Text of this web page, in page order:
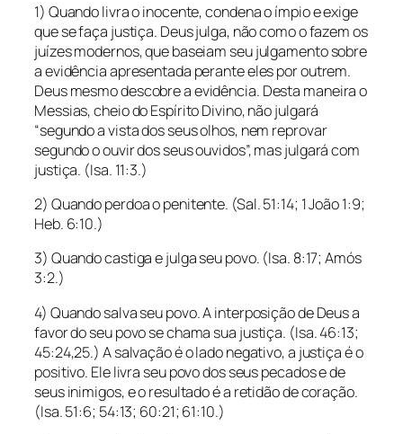
1) Quando livra o inocente, condena o ímpio e exige
que se faça justiça. Deus julga, não como o fazem os
juízes modernos, que baseiam seu julgamento sobre
a evidência apresentada perante eles por outrem.
Deus mesmo descobre a evidência. Desta maneira o
Messias, cheio do Espírito Divino, não julgará
“segundo a vista dos seus olhos, nem reprovar
segundo o ouvir dos seus ouvidos”, mas julgará com
justiça. (Isa. 11:3.)
2) Quando perdoa o penitente. (Sal. 51:14; 1 João 1:9;
Heb. 6:10.)
3) Quando castiga e julga seu povo. (Isa. 8:17; Amós
3:2.)
4) Quando salva seu povo. A interposição de Deus a
favor do seu povo se chama sua justiça. (Isa. 46:13;
45:24,25.) A salvação é o lado negativo, a justiça é o
positivo. Ele livra seu povo dos seus pecados e de
seus inimigos, e o resultado é a retidão de coração.
(Isa. 51:6; 54:13; 60:21; 61:10.)